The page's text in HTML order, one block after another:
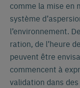
comme la mise en
système
l’environnement.
ration, de l’heure
peuvent être
commencent à
validation dans